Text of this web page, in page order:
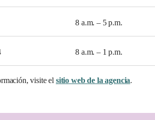
8 a.m. – 5 p.m.
8 a.m. – 1 p.m.
visite el sitio web de la agencia.